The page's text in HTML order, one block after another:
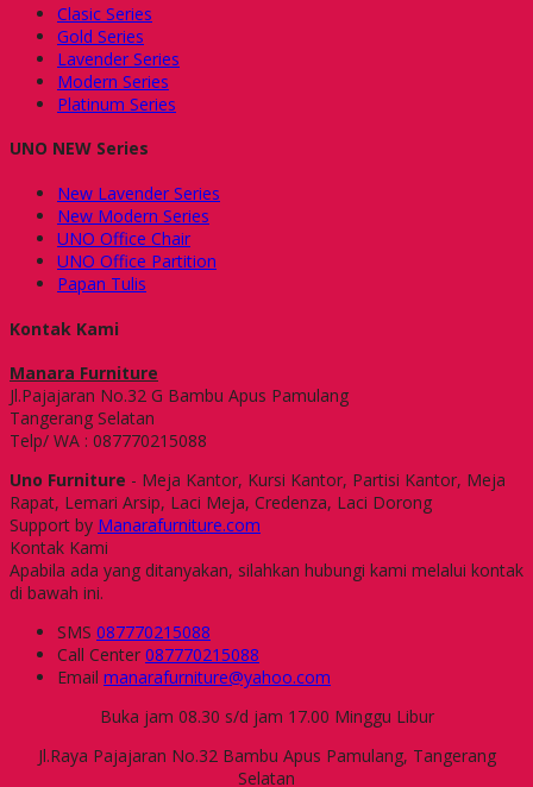
Clasic Series
Gold Series
Lavender Series
Modern Series
Platinum Series
UNO NEW Series
New Lavender Series
New Modern Series
UNO Office Chair
UNO Office Partition
Papan Tulis
Kontak Kami
Manara Furniture
Jl.Pajajaran No.32 G Bambu Apus Pamulang
Tangerang Selatan
Telp/ WA : 087770215088
Uno Furniture - Meja Kantor, Kursi Kantor, Partisi Kantor, Meja
Rapat, Lemari Arsip, Laci Meja, Credenza, Laci Dorong
Support by Manarafurniture.com
Kontak Kami
Apabila ada yang ditanyakan, silahkan hubungi kami melalui kontak
di bawah ini.
SMS 087770215088
Call Center 087770215088
Email manarafurniture@yahoo.com
Buka jam 08.30 s/d jam 17.00 Minggu Libur
Jl.Raya Pajajaran No.32 Bambu Apus Pamulang, Tangerang
Selatan